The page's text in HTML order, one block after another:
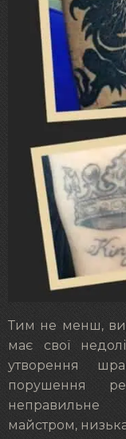
Тим не менш,
має свої
утворення
порушення
неправильне
майстром, низька